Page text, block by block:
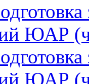
ЮАР
ЮАР